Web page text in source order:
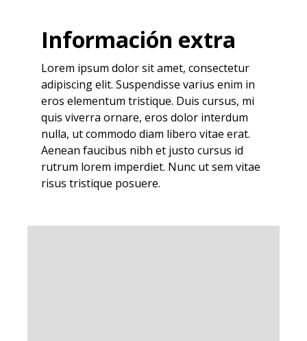
Información extra
Lorem ipsum dolor sit amet, consectetur
adipiscing elit. Suspendisse varius enim in
eros elementum tristique. Duis cursus, mi
quis viverra ornare, eros dolor interdum
nulla, ut commodo diam libero vitae erat.
Aenean faucibus nibh et justo cursus id
rutrum lorem imperdiet. Nunc ut sem vitae
risus tristique posuere.